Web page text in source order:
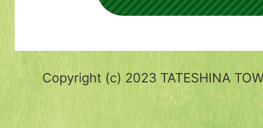
Copyright (c) 2023 TATESHINA